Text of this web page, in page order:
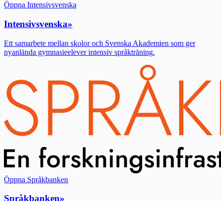
Öppna Intensivsvenska
Intensivsvenska»
Ett samarbete mellan skolor och Svenska Akademien som ger
nyanlända gymnasieelever intensiv språkträning.
Öppna Språkbanken
Språkbanken»